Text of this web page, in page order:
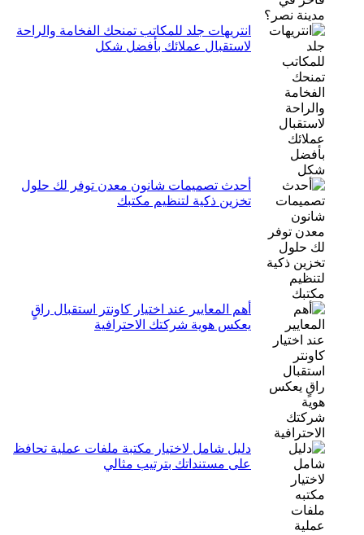
انتريهات جلد للمكاتب تمنحك الفخامة والراحة
لاستقبال عملائك بأفضل شكل
أحدث تصميمات شانون معدن توفر لك حلول
تخزين ذكية لتنظيم مكتبك
أهم المعايير عند اختيار كاونتر استقبال راقٍ
يعكس هوية شركتك الاحترافية
دليل شامل لاختيار مكتبة ملفات عملية تحافظ
على مستنداتك بترتيب مثالي